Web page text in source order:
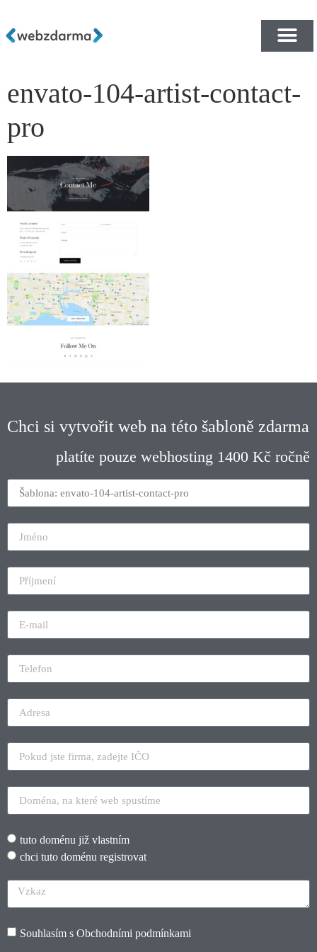
envato-104-artist-contact-
pro
Chci si vytvořit web na této šabloně zdarma
platíte pouze webhosting 1400 Kč ročně
tuto doménu již vlastním
chci tuto doménu registrovat
Souhlasím s Obchodními podmínkami